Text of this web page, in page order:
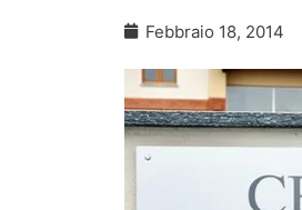
Febbraio 18, 2014